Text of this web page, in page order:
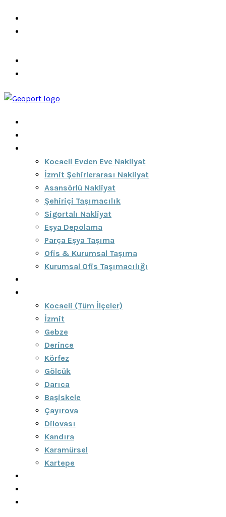
Kocaeli Evden Eve Nakliyat
İzmit Şehirlerarası Nakliyat
Asansörlü Nakliyat
Şehiriçi Taşımacılık
Sigortalı Nakliyat
Eşya Depolama
Parça Eşya Taşıma
Ofis & Kurumsal Taşıma
Kurumsal Ofis Taşımacılığı
Kocaeli (Tüm İlçeler)
İzmit
Gebze
Derince
Körfez
Gölcük
Darıca
Başiskele
Çayırova
Dilovası
Kandıra
Karamürsel
Kartepe